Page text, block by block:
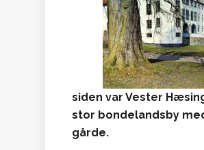
siden var Vester
stor bondelandsby
gårde.